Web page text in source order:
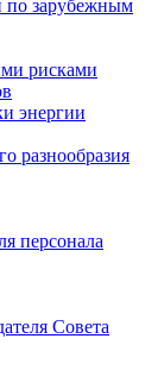
по зарубежным
рисками
энергии
разнообразия
персонала
Совета